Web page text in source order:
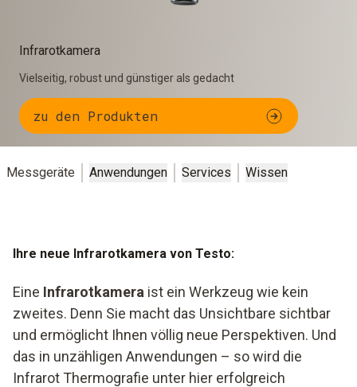
Infrarotkamera
Vielseitig, robust und günstiger als gedacht
zu den Produkten
Messgeräte Anwendungen Services Wissen
Ihre neue Infrarotkamera von Testo:
Eine Infrarotkamera ist ein Werkzeug wie kein
zweites. Denn Sie macht das Unsichtbare sichtbar
und ermöglicht Ihnen völlig neue Perspektiven. Und
das in unzähligen Anwendungen – so wird die
Infrarot Thermografie unter hier erfolgreich